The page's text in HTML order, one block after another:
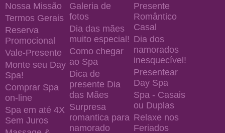
Nossa Missão
Termos Gerais
Reserva
Promocional
Vale-Presente
Monte seu Day
Spa!
Comprar Spa
on-line
Spa em até 4X
Sem Juros
Galeria de
fotos
Dia das mães
muito especial!
Como chegar
ao Spa
Dica de
presente Dia
das Mães
Surpresa
romantica para
namorado
Presente
Romântico
Casal
Dia dos
namorados
inesquecível!
Presentear
Day Spa
Spa - Casais
ou Duplas
Relaxe nos
Feriados